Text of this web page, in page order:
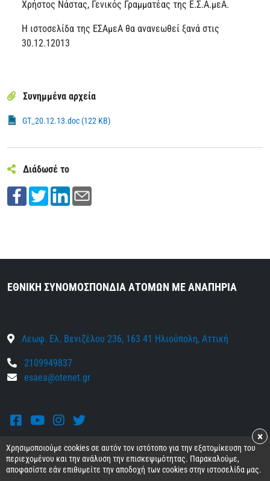
Χρήστος Νάστας, Γενικός Γραμματέας της Ε.Σ.Α.μεΑ.
Η ιστοσελίδα της ΕΣΑμεΑ θα ανανεωθεί ξανά στις
30.12.12013
Συνημμένα αρχεία
GT_20.12.13.doc (122 KB)
Διάδωσέ το
ΕΘΝΙΚΗ ΣΥΝΟΜΟΣΠΟΝΔΙΑ ΑΤΟΜΩΝ ΜΕ ΑΝΑΠΗΡΙΑ
Λεωφ. Ελ. Βενιζέλου 236, 163 41 Ηλιούπολη, Αττική
2109949837
esaea@otenet.gr
FacebookYoutubeInstagram
Twitter
© 2026 Ε.Σ.Α.μεΑ.
Χρησιμοποιούμε cookies σε αυτόν τον ιστότοπο για την εξατομίκευση του
περιεχομένου και την ανάλυση την επισκεψιμότητας. Παρακαλούμε,
αποφασίστε εάν επιθυμείτε την αποδοχή των cookies στην ιστοσελίδα μας.
×